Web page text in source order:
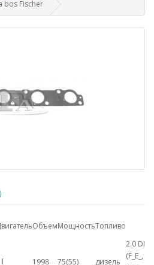
bos Fischer
ОбъемМощностьТопливо
l 1998 75(55) дизель
2.0 DI
(F_E_,